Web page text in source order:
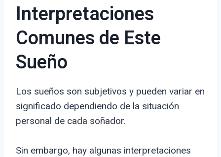
Interpretaciones
Comunes de Este
Sueño
Los sueños son subjetivos y pueden variar en
significado dependiendo de la situación
personal de cada soñador.
Sin embargo, hay algunas interpretaciones